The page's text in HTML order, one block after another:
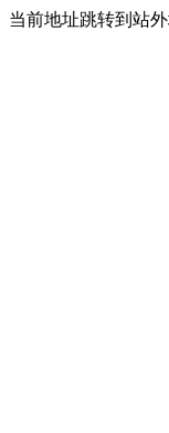
当前地址跳转到站